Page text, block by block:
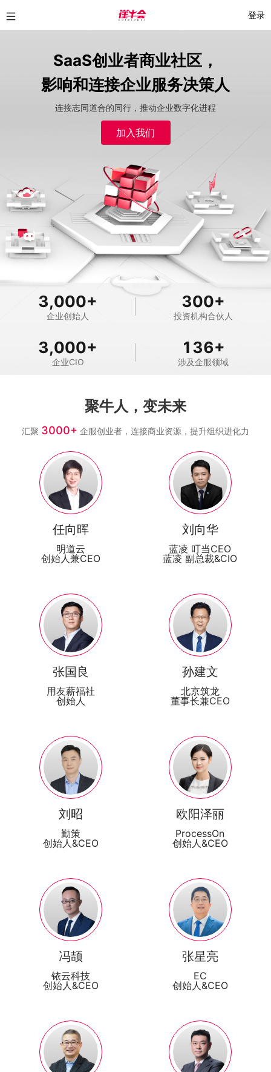
登录
SaaS创业者商业社区，
影响和连接企业服务决策人
连接志同道合的同行，推动企业数字化进程
加入我们
3,000+
企业创始人
300+
投资机构合伙人
3,000+
企业CIO
136+
涉及企服领域
聚牛人，变未来
汇聚 3000+ 企服创业者，连接商业资源，提升组织进化力
任向晖
明道云
创始人兼CEO
刘向华
蓝凌 叮当CEO
蓝凌 副总裁&CIO
张国良
用友薪福社
创始人
孙建文
北京筑龙
董事长兼CEO
刘昭
勤策
创始人&CEO
欧阳泽丽
ProcessOn
创始人&CEO
冯颉
铱云科技
创始人&CEO
张星亮
EC
创始人&CEO